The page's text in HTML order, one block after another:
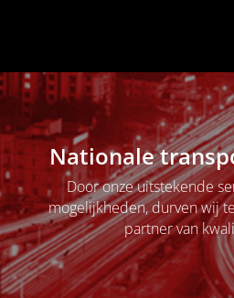
Nationale
Door onze uitstekende
mogelijkheden, durven wij
partner van